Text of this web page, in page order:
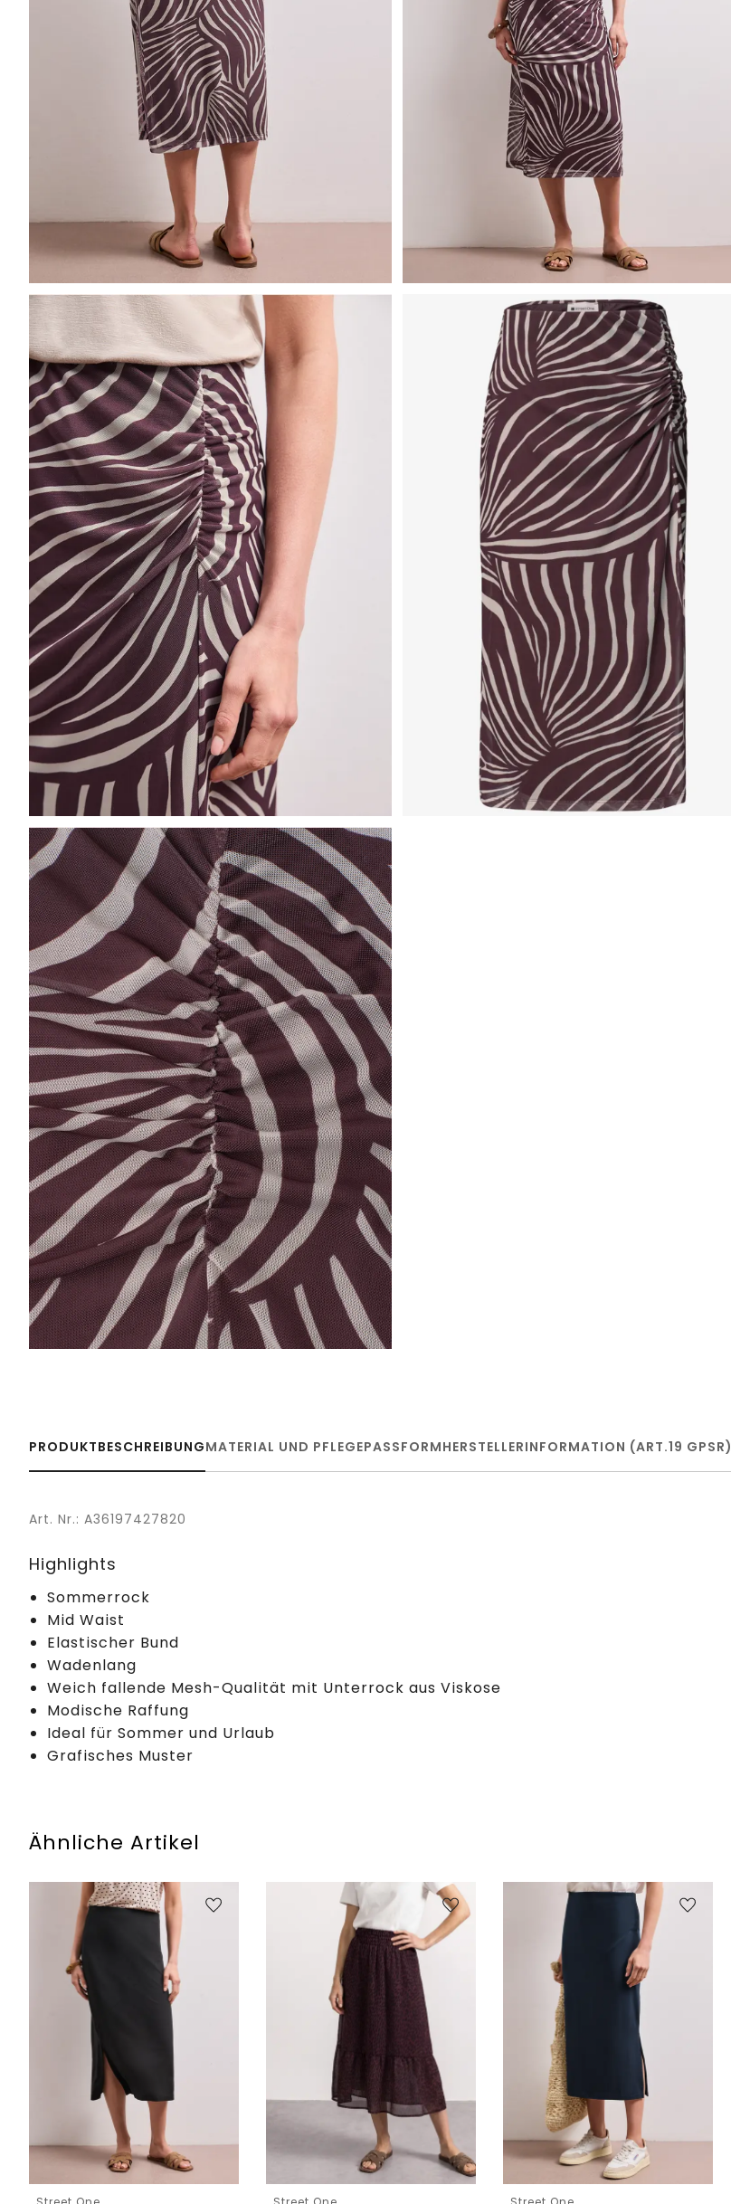
PRODUKTBESCHREIBUNGMATERIAL UND PFLEGEPASSFORMHERSTELLERINFORMATION (ART.19 GPSR)
Art. Nr.: A36197427820
Highlights
Sommerrock
Mid Waist
Elastischer Bund
Wadenlang
Weich fallende Mesh-Qualität mit Unterrock aus Viskose
Modische Raffung
Ideal für Sommer und Urlaub
Grafisches Muster
Ähnliche Artikel